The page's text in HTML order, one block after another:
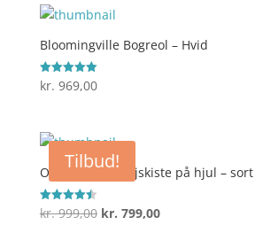
Bloomingville Bogreol – Hvid
Vurderet
5
kr. 969,00
Tilbud!
Ooh Noo Legetøjskiste på hjul – sort
Vurderet
4.5
kr.999,00 Den
kr. 799,00Den